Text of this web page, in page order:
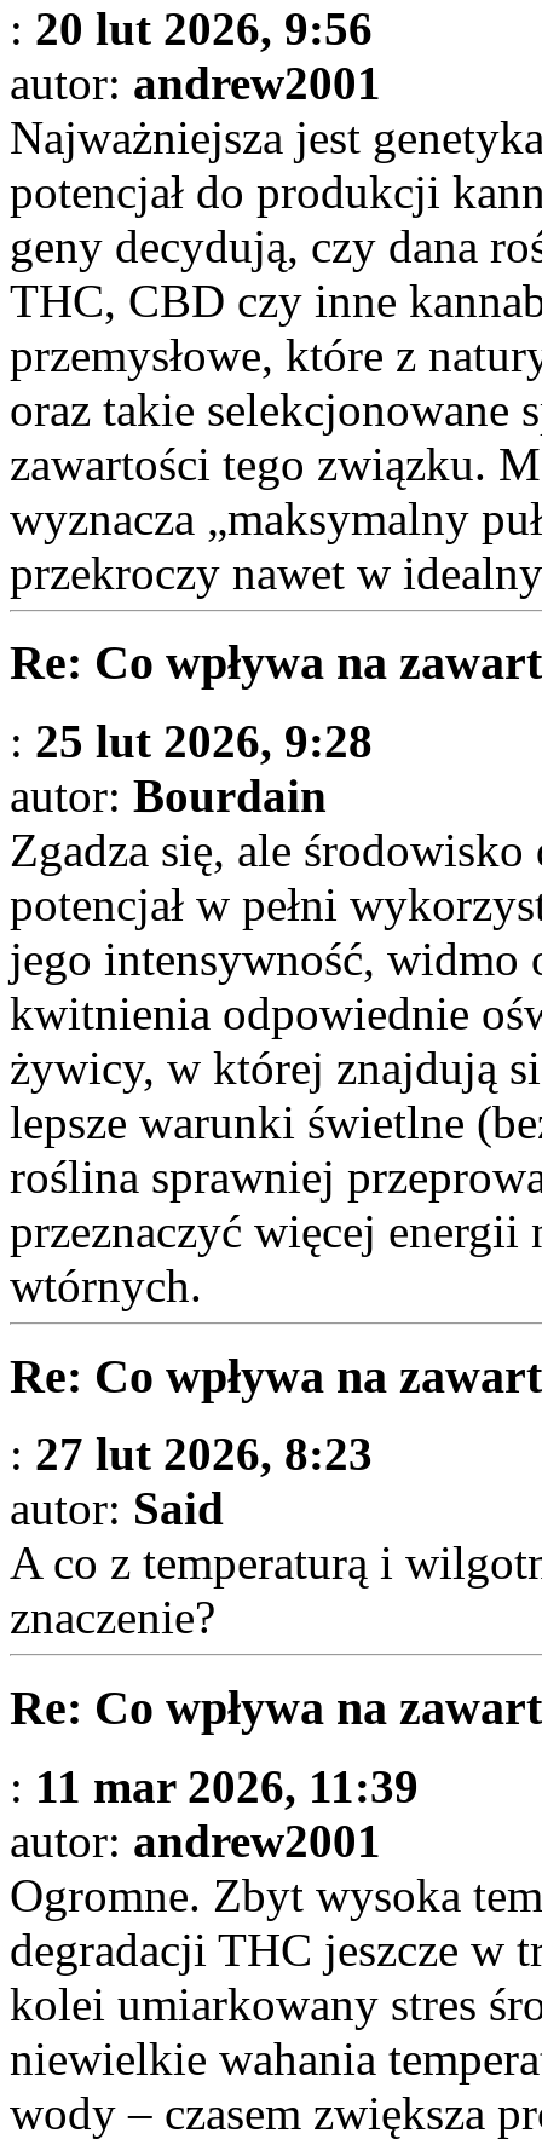
: 20 lut 2026, 9:56
autor: andrew2001
Najważniejsza jest
potencjał do produkcji
geny decydują, czy dana
THC, CBD czy inne
przemysłowe, które z
oraz takie selekcjonowane
zawartości tego związku.
wyznacza „maksymalny
przekroczy nawet w
Re: Co wpływa na
: 25 lut 2026, 9:28
autor: Bourdain
Zgadza się, ale
potencjał w pełni
jego intensywność, widmo
kwitnienia odpowiednie
żywicy, w której znajdują
lepsze warunki świetlne
roślina sprawniej
przeznaczyć więcej
wtórnych.
Re: Co wpływa na
: 27 lut 2026, 8:23
autor: Said
A co z temperaturą i
znaczenie?
Re: Co wpływa na
: 11 mar 2026, 11:39
autor: andrew2001
Ogromne. Zbyt wysoka
degradacji THC jeszcze w
kolei umiarkowany stres
niewielkie wahania
wody – czasem zwiększa